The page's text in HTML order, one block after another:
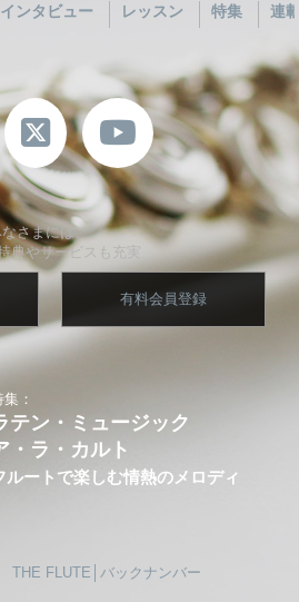
インタビュー レッスン 特集 連
さまには、
典やサービスも充実
有料会員登録
：
テン・ミュージック
・ラ・カルト
ルートで楽しむ情熱のメロディ
THE FLUTE│バックナンバー